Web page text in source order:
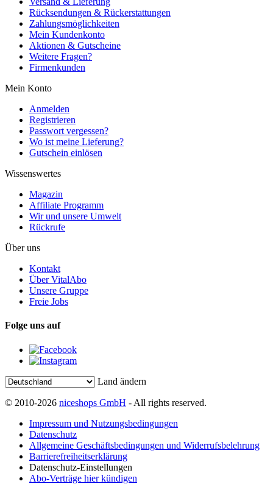
Rücksendungen & Rückerstattungen
Zahlungsmöglichkeiten
Mein Kundenkonto
Aktionen & Gutscheine
Weitere Fragen?
Firmenkunden
Mein Konto
Anmelden
Registrieren
Passwort vergessen?
Wo ist meine Lieferung?
Gutschein einlösen
Wissenswertes
Magazin
Affiliate Programm
Wir und unsere Umwelt
Rückrufe
Über uns
Kontakt
Über VitalAbo
Unsere Gruppe
Freie Jobs
Folge uns auf
Land ändern
© 2010-2026 niceshops GmbH - All rights reserved.
Impressum und Nutzungsbedingungen
Datenschutz
Allgemeine Geschäftsbedingungen und Widerrufsbelehrung
Barrierefreiheitserklärung
Datenschutz-Einstellungen
Abo-Verträge hier kündigen